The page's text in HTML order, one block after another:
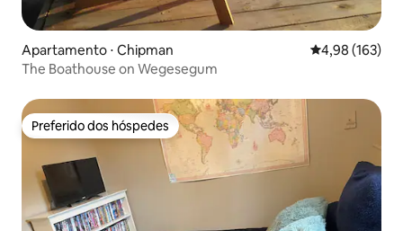
Apartamento ⋅ Chipman 4,98 de uma
4,98 (163)
The Boathouse on Wegesegum
Preferido dos hóspedes
Preferido dos hóspedes